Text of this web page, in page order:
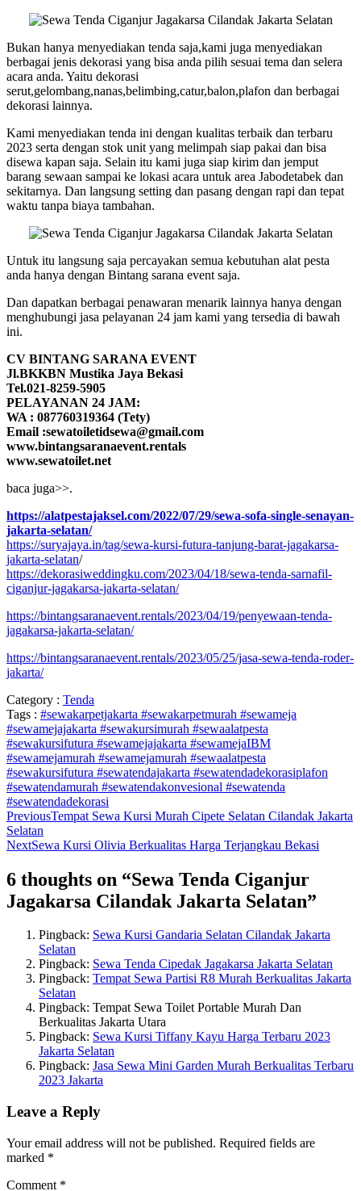
Bukan hanya menyediakan tenda saja,kami juga menyediakan
berbagai jenis dekorasi yang bisa anda pilih sesuai tema dan selera
acara anda. Yaitu dekorasi
serut,gelombang,nanas,belimbing,catur,balon,plafon dan berbagai
dekorasi lainnya.
Kami menyediakan tenda ini dengan kualitas terbaik dan terbaru
2023 serta dengan stok unit yang melimpah siap pakai dan bisa
disewa kapan saja. Selain itu kami juga siap kirim dan jemput
barang sewaan sampai ke lokasi acara untuk area Jabodetabek dan
sekitarnya. Dan langsung setting dan pasang dengan rapi dan tepat
waktu tanpa biaya tambahan.
Untuk itu langsung saja percayakan semua kebutuhan alat pesta
anda hanya dengan Bintang sarana event saja.
Dan dapatkan berbagai penawaran menarik lainnya hanya dengan
menghubungi jasa pelayanan 24 jam kami yang tersedia di bawah
ini.
CV BINTANG SARANA EVENT
Jl.BKKBN Mustika Jaya Bekasi
Tel.021-8259-5905
PELAYANAN 24 JAM:
WA : 087760319364 (Tety)
Email :sewatoiletidsewa@gmail.com
www.bintangsaranaevent.rentals
www.sewatoilet.net
baca juga>>.
https://alatpestajaksel.com/2022/07/29/sewa-sofa-single-senayan-
jakarta-selatan/
https://suryajaya.in/tag/sewa-kursi-futura-tanjung-barat-jagakarsa-
jakarta-selatan/
https://dekorasiweddingku.com/2023/04/18/sewa-tenda-sarnafil-
ciganjur-jagakarsa-jakarta-selatan/
https://bintangsaranaevent.rentals/2023/04/19/penyewaan-tenda-
jagakarsa-jakarta-selatan/
https://bintangsaranaevent.rentals/2023/05/25/jasa-sewa-tenda-roder-
jakarta/
Category : Tenda
Tags : #sewakarpetjakarta #sewakarpetmurah #sewameja
#sewamejajakarta #sewakursimurah #sewaalatpesta
#sewakursifutura #sewamejajakarta #sewamejaIBM
#sewamejamurah #sewamejamurah #sewaalatpesta
#sewakursifutura #sewatendajakarta #sewatendadekorasiplafon
#sewatendamurah #sewatendakonvesional #sewatenda
#sewatendadekorasi
PreviousTempat Sewa Kursi Murah Cipete Selatan Cilandak Jakarta
Selatan
NextSewa Kursi Olivia Berkualitas Harga Terjangkau Bekasi
6 thoughts on “Sewa Tenda Ciganjur
Jagakarsa Cilandak Jakarta Selatan”
Pingback: Sewa Kursi Gandaria Selatan Cilandak Jakarta
Selatan
Pingback: Sewa Tenda Cipedak Jagakarsa Jakarta Selatan
Pingback: Tempat Sewa Partisi R8 Murah Berkualitas Jakarta
Selatan
Pingback: Tempat Sewa Toilet Portable Murah Dan
Berkualitas Jakarta Utara
Pingback: Sewa Kursi Tiffany Kayu Harga Terbaru 2023
Jakarta Selatan
Pingback: Jasa Sewa Mini Garden Murah Berkualitas Terbaru
2023 Jakarta
Leave a Reply
Your email address will not be published. Required fields are
marked *
Comment *